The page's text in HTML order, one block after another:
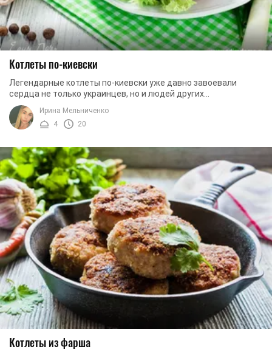
Котлеты по-киевски
Легендарные котлеты по-киевски уже давно завоевали
сердца не только украинцев, но и людей других
национальностей. И это не удивительно. Сочное, ...
Ирина Мельниченко
4
20
Котлеты из фарша